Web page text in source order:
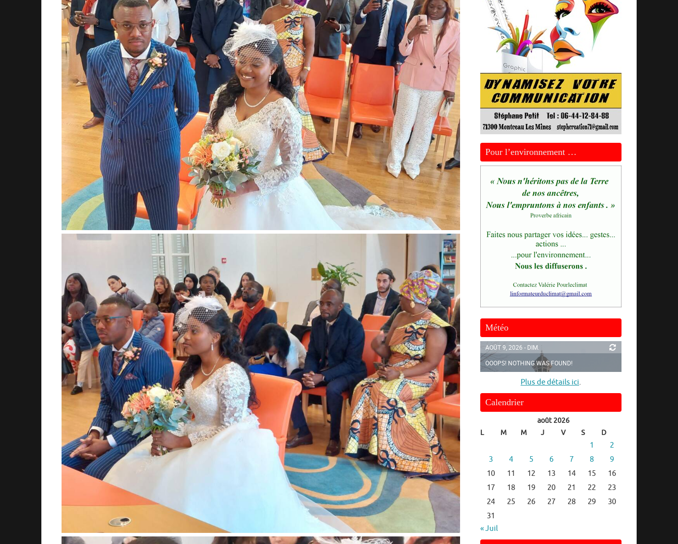
Pour l’environnement …
Météo
AOÛT 9, 2026 - DIM.
OOOPS! NOTHING WAS FOUND!
Plus de détails ici.
Calendrier
août 2026
L
M M J V S D
1
2
3
4 5 6 7 8
9
10
11 12 13 14 15
16
17
18 19 20 21 22
23
24
25 26 27 28 29
30
31
« Juil